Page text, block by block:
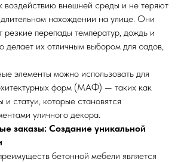
воздействию внешней среды и не теряют
нахождении на улице. Они
резкие перепады температур, дождь и
делает их отличным выбором для садов,
элементы можно использовать для
форм (МАФ) — таких как
и статуи, которые становятся
уличного декора.
заказы: Создание уникальной
бетонной мебели является